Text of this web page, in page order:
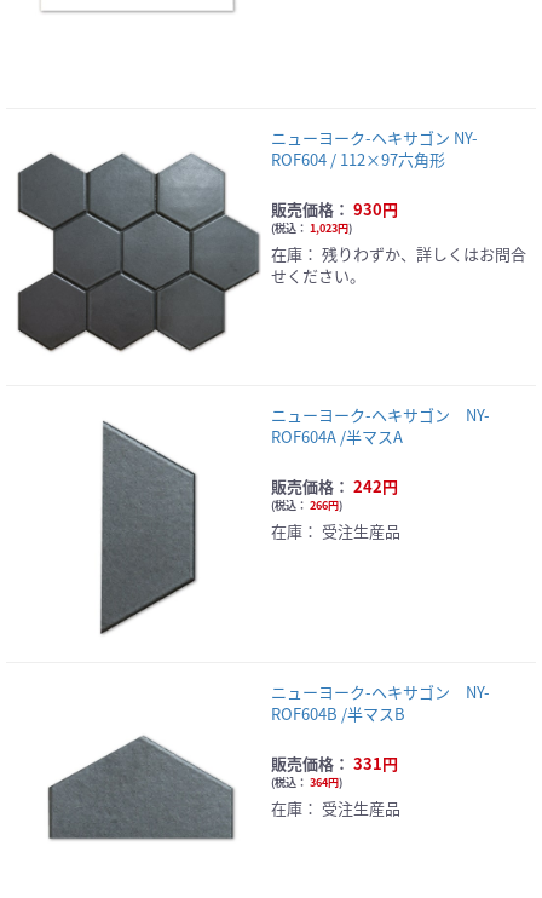
ニューヨーク-ヘキサゴン NY-
ROF604 / 112×97六角形
販売価格： 930円
(税込： 1,023円)
在庫： 残りわずか、詳しくはお問合
せください。
ニューヨーク-ヘキサゴン NY-
ROF604A /半マスA
販売価格： 242円
(税込： 266円)
在庫： 受注生産品
ニューヨーク-ヘキサゴン NY-
ROF604B /半マスB
販売価格： 331円
(税込： 364円)
在庫： 受注生産品